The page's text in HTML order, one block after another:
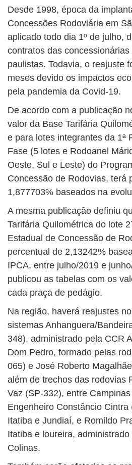
Desde 1998, época da
Concessões Rodoviária em
aplicado todo dia 1º de julho,
contratos das
paulistas. Todavia, o reajuste
meses devido os impactos
pela pandemia da Covid-19.
De acordo com a publicação
valor da Base Tarifária
e para lotes integrantes da 1ª
Fase (5 lotes e Rodoanel
Oeste, Sul e Leste) do
Concessão de Rodovias, terá
1,877703% baseados na
A mesma publicação definiu
Tarifária Quilométrica do lote
Estadual de Concessão de
percentual de 2,13242%
IPCA, entre julho/2019 e
publicou as tabelas com os
cada praça de pedágio.
Na região, haverá reajustes
sistemas Anhanguera/
348), administrado pela CCR
Dom Pedro, formado pelas
065) e José Roberto
além de trechos das rodovias
Vaz (SP-332), entre
Engenheiro Constâncio Cintra
Itatiba e Jundiaí, e Romildo
Itatiba e loureira,
Colinas.